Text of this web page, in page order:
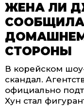
ЖЕНА ЛИ
ДОМАШНЕМ
СТОРОНЫ
В корейском
скандал.
официально
Хун стал